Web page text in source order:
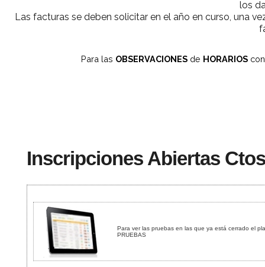
los
Las facturas se deben solicitar en el año en curso, una
Para las OBSERVACIONES de HORARIOS